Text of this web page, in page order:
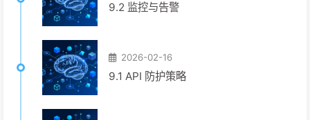
9.2 监控与告警
2026-02-16
9.1 API 防护策略